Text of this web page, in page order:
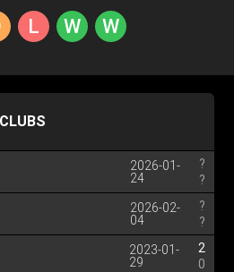
L W W
2026-01-
24
?
?
2026-02-
04
?
?
2023-01-
29
2
0